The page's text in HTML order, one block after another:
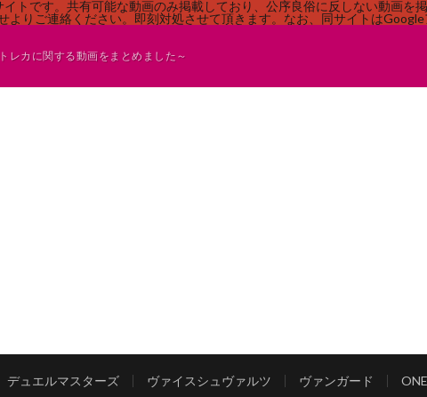
トです。共有可能な動画のみ掲載しており、公序良俗に反しない動画
よりご連絡ください。即刻対処させて頂きます。なお、同サイトは
レカに関する動画をまとめました～
デュエルマスターズ ヴァイスシュヴァルツ ヴァンガード